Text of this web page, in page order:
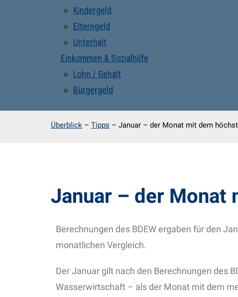
Kindergeld
Elterngeld
Unterhalt
Einkommen & Sozialhilfe
Lohn / Gehalt
Bürgergeld
Überblick – Tipps – Januar – der Monat mit dem
Januar – der Monat
Berechnungen des BDEW ergaben für den
monatlichen Vergleich.
Der Januar gilt nach den Berechnungen des
Wasserwirtschaft – als der Monat mit dem